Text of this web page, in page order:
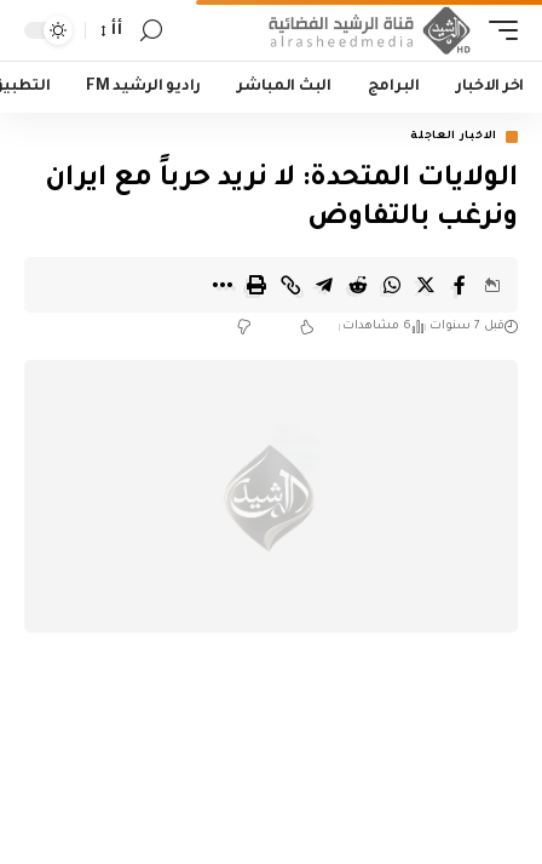
أأ
اخر الاخبار البرامج البث المباشر راديو الرشيد FM
الاخبار العاجلة
الولايات المتحدة: لا نريد حرباً مع ايران
ونرغب بالتفاوض
قبل 7 سنوات 6 مشاهدات